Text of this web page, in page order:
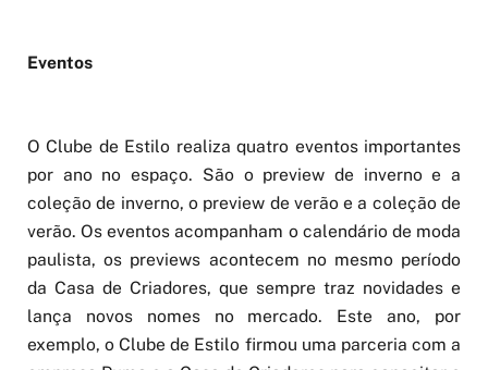
Eventos
O Clube de Estilo realiza quatro eventos importantes
por ano no espaço. São o preview de inverno e a
coleção de inverno, o preview de verão e a coleção de
verão. Os eventos acompanham o calendário de moda
paulista, os previews acontecem no mesmo período
da Casa de Criadores, que sempre traz novidades e
lança novos nomes no mercado. Este ano, por
exemplo, o Clube de Estilo firmou uma parceria com a